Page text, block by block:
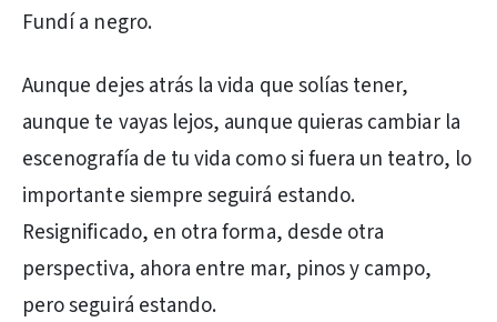
Fundí a negro.
Aunque dejes atrás la vida que solías tener,
aunque te vayas lejos, aunque quieras cambiar la
escenografía de tu vida como si fuera un teatro, lo
importante siempre seguirá estando.
Resignificado, en otra forma, desde otra
perspectiva, ahora entre mar, pinos y campo,
pero seguirá estando.